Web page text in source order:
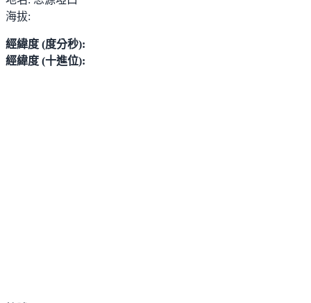
海拔:
經緯度 (度分秒):
經緯度 (十進位):